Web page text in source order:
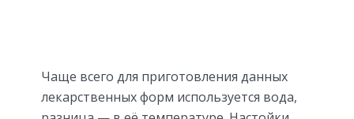
Чаще всего для приготовления данных
лекарственных форм используется вода,